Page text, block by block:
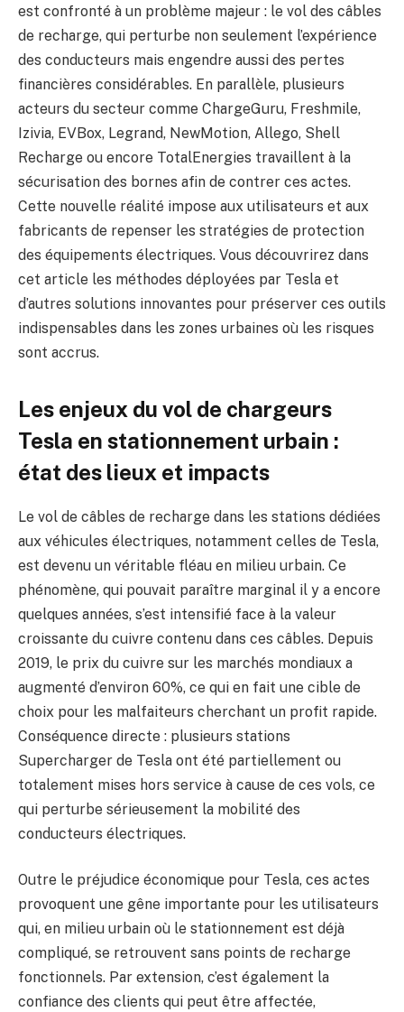
est confronté à un problème majeur : le vol des câbles
de recharge, qui perturbe non seulement l’expérience
des conducteurs mais engendre aussi des pertes
financières considérables. En parallèle, plusieurs
acteurs du secteur comme ChargeGuru, Freshmile,
Izivia, EVBox, Legrand, NewMotion, Allego, Shell
Recharge ou encore TotalEnergies travaillent à la
sécurisation des bornes afin de contrer ces actes.
Cette nouvelle réalité impose aux utilisateurs et aux
fabricants de repenser les stratégies de protection
des équipements électriques. Vous découvrirez dans
cet article les méthodes déployées par Tesla et
d’autres solutions innovantes pour préserver ces outils
indispensables dans les zones urbaines où les risques
sont accrus.
Les enjeux du vol de chargeurs
Tesla en stationnement urbain :
état des lieux et impacts
Le vol de câbles de recharge dans les stations dédiées
aux véhicules électriques, notamment celles de Tesla,
est devenu un véritable fléau en milieu urbain. Ce
phénomène, qui pouvait paraître marginal il y a encore
quelques années, s’est intensifié face à la valeur
croissante du cuivre contenu dans ces câbles. Depuis
2019, le prix du cuivre sur les marchés mondiaux a
augmenté d’environ 60%, ce qui en fait une cible de
choix pour les malfaiteurs cherchant un profit rapide.
Conséquence directe : plusieurs stations
Supercharger de Tesla ont été partiellement ou
totalement mises hors service à cause de ces vols, ce
qui perturbe sérieusement la mobilité des
conducteurs électriques.
Outre le préjudice économique pour Tesla, ces actes
provoquent une gêne importante pour les utilisateurs
qui, en milieu urbain où le stationnement est déjà
compliqué, se retrouvent sans points de recharge
fonctionnels. Par extension, c’est également la
confiance des clients qui peut être affectée,